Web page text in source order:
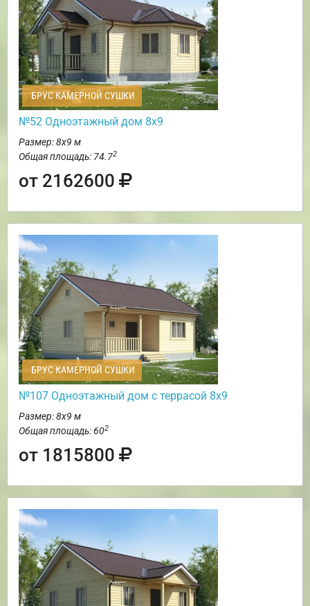
БРУС КАМЕРНОЙ СУШКИ
№52 Одноэтажный дом 8х9
Размер: 8х9 м
Общая площадь: 74.72
от 2162600
БРУС КАМЕРНОЙ СУШКИ
№107 Одноэтажный дом с террасой 8х9
Размер: 8х9 м
Общая площадь: 602
от 1815800